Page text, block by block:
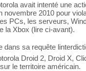
avait intenté une
novembre 2010 pour
PCs, les serveurs,
la Xbox (lire ci-avant).
sa requête
Droid 2, Droid X,
le territoire américain.